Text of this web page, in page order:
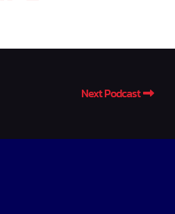
Next Podcast